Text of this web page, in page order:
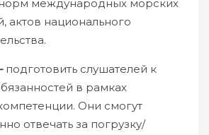
международных морских
актов национального
подготовить слушателей к
в рамках
Они смогут
отвечать за погрузку/